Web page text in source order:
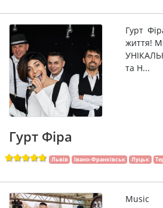
Гурт
життя!
та Н...
Гурт Фіра
Львів Івано-Франківськ Луцьк